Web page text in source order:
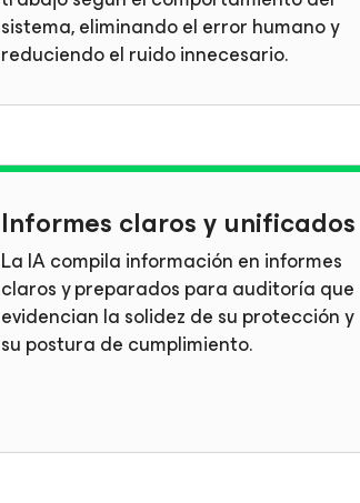
sistema, eliminando el error humano y
reduciendo el ruido innecesario.
Informes claros y unificados
La IA compila información en informes
claros y preparados para auditoría que
evidencian la solidez de su protección y
su postura de cumplimiento.